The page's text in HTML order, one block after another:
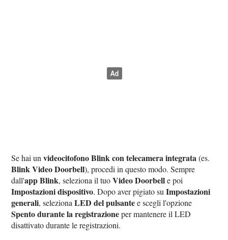
Se hai unvideocitofono Blink con telecamera integrata(es.
Blink Video Doorbell), procedi in questo modo. Sempre
dall'app Blink, seleziona il tuoVideo Doorbelle poi
Impostazioni dispositivo. Dopo aver pigiato suImpostazioni
generali, selezionaLED del pulsantee scegli l'opzione
Spento durante la registrazioneper mantenere il LED
disattivato durante le registrazioni.